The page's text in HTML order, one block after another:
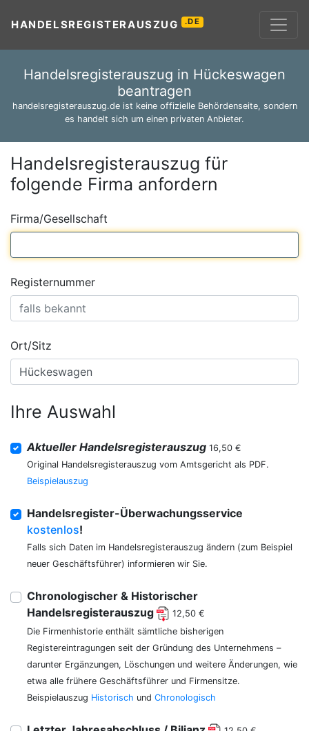
HANDELSREGISTERAUSZUG .DE
Handelsregisterauszug in Hückeswagen
beantragen
handelsregisterauszug.de ist keine offizielle Behördenseite, sondern
es handelt sich um einen privaten Anbieter.
Handelsregisterauszug für
folgende Firma anfordern
Firma/Gesellschaft
Registernummer
Ort/Sitz
Ihre Auswahl
Aktueller Handelsregisterauszug 16,50 €
Original Handelsregisterauszug vom Amtsgericht als PDF.
Beispielauszug
Handelsregister-Überwachungsservice
kostenlos!
Falls sich Daten im Handelsregisterauszug ändern (zum Beispiel
neuer Geschäftsführer) informieren wir Sie.
Chronologischer & Historischer
Handelsregisterauszug
12,50 €
Die Firmenhistorie enthält sämtliche bisherigen
Registereintragungen seit der Gründung des Unternehmens –
darunter Ergänzungen, Löschungen und weitere Änderungen, wie
etwa alle frühere Geschäftsführer und Firmensitze.
Beispielauszug Historisch und Chronologisch